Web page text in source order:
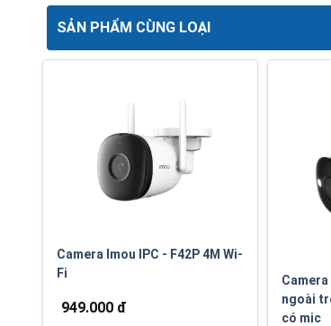
SẢN PHẨM CÙNG LOẠI
Camera Imou IPC - F42P 4M Wi-
Fi
949.000 đ
ngoài
có mic